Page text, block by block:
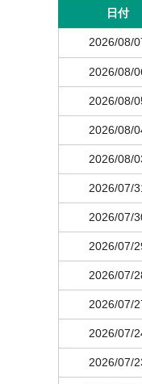
日付
2026/08/
2026/08/
2026/08/
2026/08/
2026/08/
2026/07/
2026/07/
2026/07/
2026/07/
2026/07/
2026/07/
2026/07/